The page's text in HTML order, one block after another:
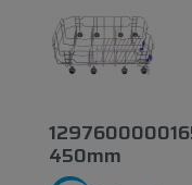
450mm